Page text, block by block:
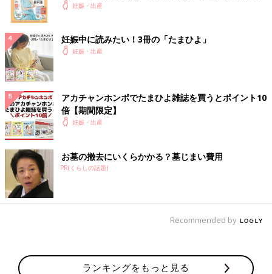
妊娠・出産
妊娠中に読みたい！3冊の「たまひよ」
妊娠・出産
アカチャンホンポでたまひよ雑誌を買うとポイント10
倍【期間限定】
妊娠・出産
お墓の撤去にいくらかかる？墓じまい費用
PR(くらしの話題)
Recommended by
ランキングをもっと見る